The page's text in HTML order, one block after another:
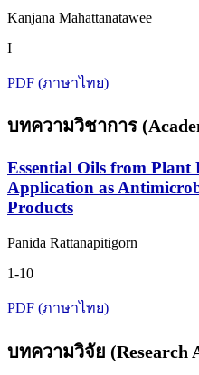
Kanjana Mahattanatawee
I
PDF (ภาษาไทย)
บทความวิชาการ
Essential Oils from Plant
Application as
Products
Panida Rattanapitigorn
1-10
PDF (ภาษาไทย)
บทความวิจัย (Research